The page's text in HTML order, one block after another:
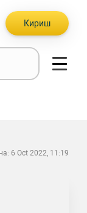
Кириш
6 Oct 2022, 11:19